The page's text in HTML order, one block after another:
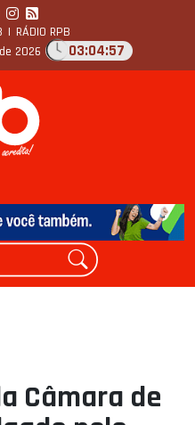
| RÁDIO RPB
2026 03:04:58
Câmara de